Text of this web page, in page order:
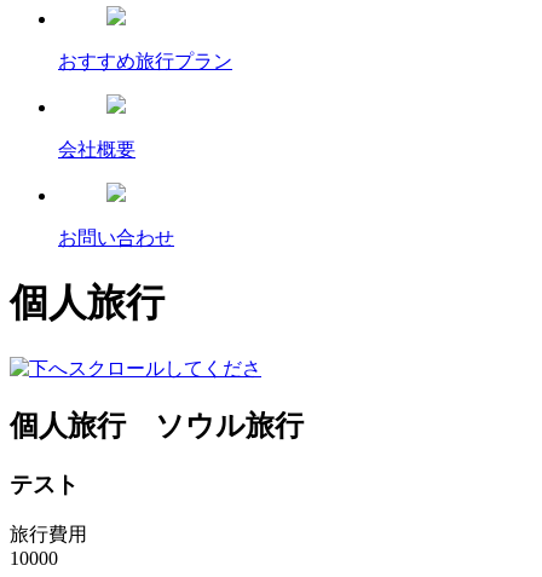
おすすめ旅行プラン
会社概要
お問い合わせ
個人旅行
個人旅行 ソウル旅行
テスト
旅行費用
10000